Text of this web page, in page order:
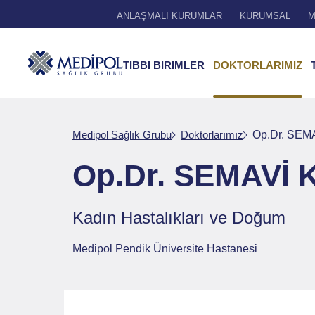
ANLAŞMALI KURUMLAR KURUMSAL
TIBBİ BİRİMLER DOKTORLARIMIZ
Medipol Sağlık Grubu Doktorlarımız Op.Dr.
Op.Dr. SEMAVİ
Kadın Hastalıkları ve Doğum
Medipol Pendik Üniversite Hastanesi